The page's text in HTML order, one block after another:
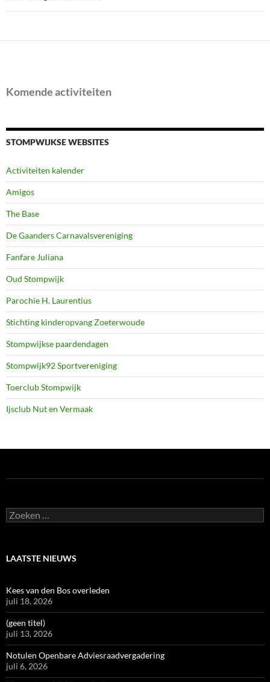
Komende activiteiten
STOMPWIJKSE WEBSITES
Activiteiten kalender
Amigos
The Base
De Gaanders Carnavalsvereniging
Fanfare Juliana
Oud Stompwijk
Parochie H. Laurentius
Stichting kinderopvang Zoeterwoude
Stompwijkse paardendagen
Stompwijk92 Sportvereniging
Toerclub Stompwijk
Ijsclub Nut en Vermaak
Zoeken
naar:
LAATSTE NIEUWS
Kees van den Bos overleden
juli 18, 2026
(geen titel)
juli 13, 2026
Notulen Openbare Adviesraadvergadering
juli 6, 2026